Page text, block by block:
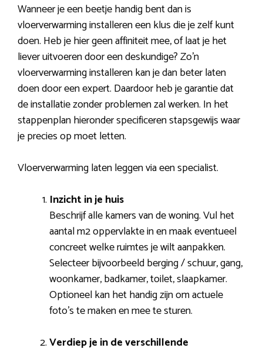
Wanneer je een beetje handig bent dan is
vloerverwarming installeren een klus die je zelf kunt
doen. Heb je hier geen affiniteit mee, of laat je het
liever uitvoeren door een deskundige? Zo’n
vloerverwarming installeren kan je dan beter laten
doen door een expert. Daardoor heb je garantie dat
de installatie zonder problemen zal werken. In het
stappenplan hieronder specificeren stapsgewijs waar
je precies op moet letten.
Vloerverwarming laten leggen via een specialist.
Inzicht in je huis
Beschrijf alle kamers van de woning. Vul het
aantal m2 oppervlakte in en maak eventueel
concreet welke ruimtes je wilt aanpakken.
Selecteer bijvoorbeeld berging / schuur, gang,
woonkamer, badkamer, toilet, slaapkamer.
Optioneel kan het handig zijn om actuele
foto’s te maken en mee te sturen.
Verdiep je in de verschillende